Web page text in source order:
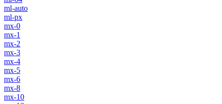
ml-auto
ml-px
mx-0
mx-1
mx-2
mx-3
mx-4
mx-5
mx-6
mx-8
mx-10